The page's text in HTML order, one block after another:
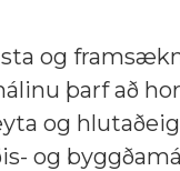
og
þarf að
og
og